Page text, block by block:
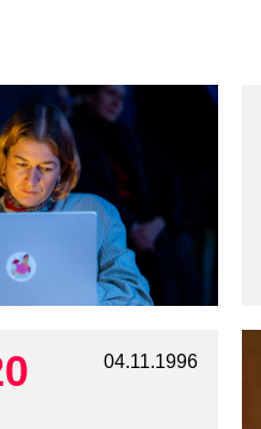
04.11.1996